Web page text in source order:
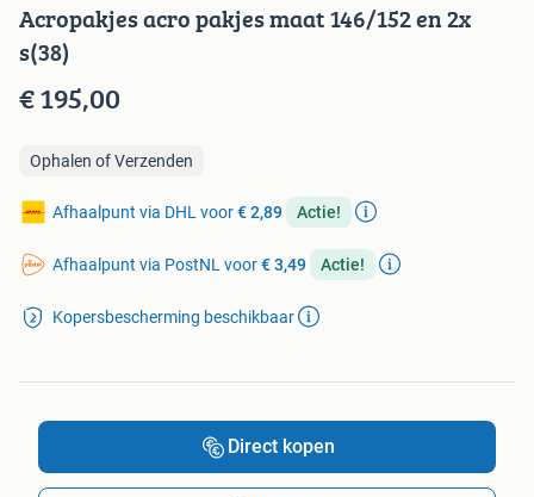
Acropakjes acro pakjes maat 146/152 en 2x
s(38)
€ 195,00
Ophalen of Verzenden
Afhaalpunt via DHL voor€ 2,89 Actie!
Afhaalpunt via PostNL voor€ 3,49 Actie!
Kopersbescherming beschikbaar
Direct kopen